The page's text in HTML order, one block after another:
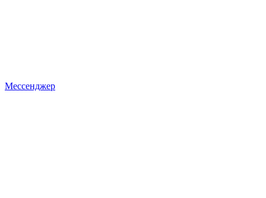
Мессенджер